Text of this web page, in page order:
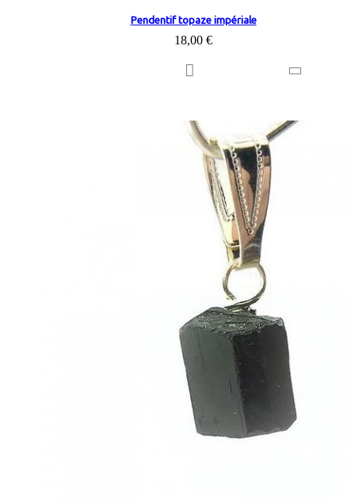
Pendentif topaze impériale
18,00 €